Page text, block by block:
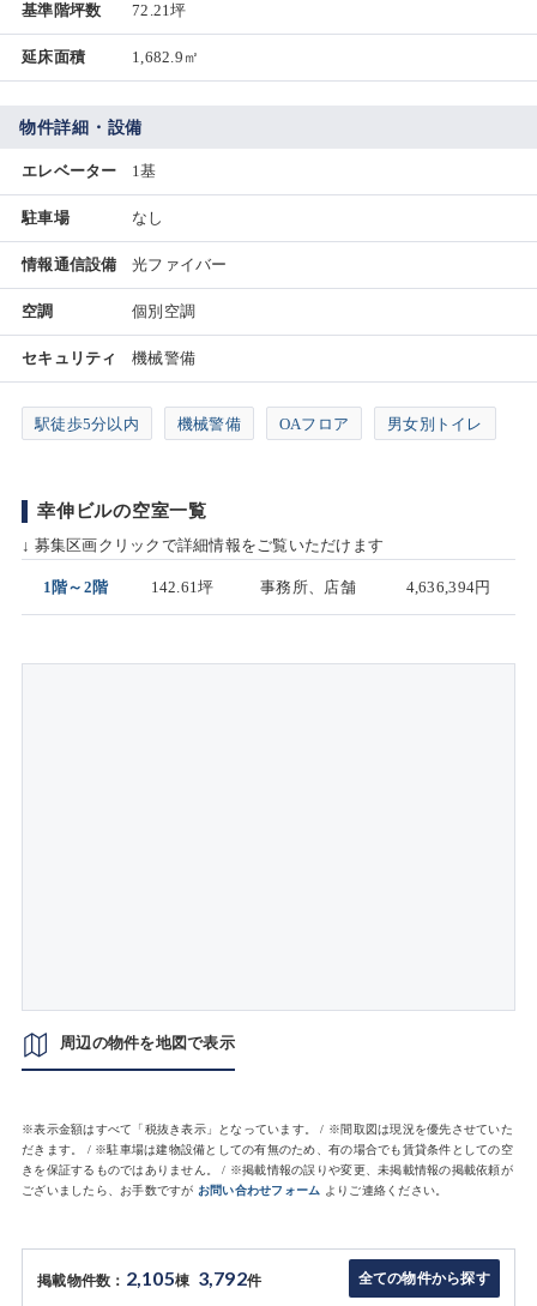
基準階坪数 72.21坪
延床面積 1,682.9㎡
物件詳細・設備
エレベーター 1基
駐車場 なし
情報通信設備 光ファイバー
空調 個別空調
セキュリティ 機械警備
駅徒歩5分以内 機械警備 OAフロア 男女別トイレ
幸伸ビルの空室一覧
↓ 募集区画クリックで詳細情報をご覧いただけます
1階～2階 142.61坪 事務所、店舗 4,636,394円
周辺の物件を地図で表示
※表示金額はすべて「税抜き表示」となっています。 / ※間取図は現況を優先させていた
だきます。 / ※駐車場は建物設備としての有無のため、有の場合でも賃貸条件としての空
きを保証するものではありません。 / ※掲載情報の誤りや変更、未掲載情報の掲載依頼が
ございましたら、お手数ですが お問い合わせフォーム よりご連絡ください。
掲載物件数： 2,105棟 3,792件 全ての物件から探す